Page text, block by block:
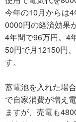
今年の10月からは
0000円の経済効果
4年間で96万円。4
50円で月12150円
す。
蓄電池を入れた場
で自家消費が増え
ますが、売電も